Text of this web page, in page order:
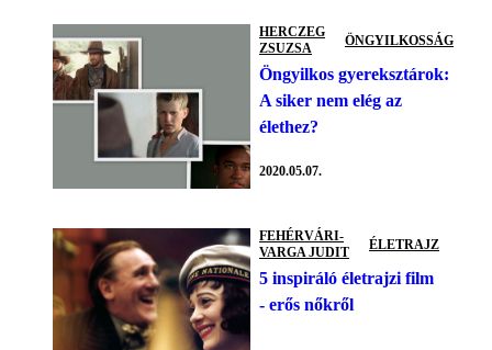
HERCZEG
ZSUZSA
ÖNGYILKOSSÁG
Öngyilkos gyereksztárok:
A siker nem elég az
élethez?
2020.05.07.
FEHÉRVÁRI-
VARGA JUDIT
ÉLETRAJZ
5 inspiráló életrajzi film
- erős nőkről